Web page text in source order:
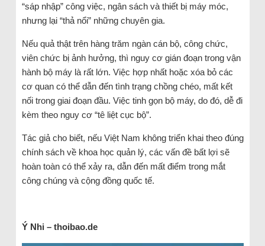
“sáp nhập” công việc, ngân sách và thiết bị máy móc,
nhưng lại “thả nổi” những chuyên gia.
Nếu quả thật trên hàng trăm ngàn cán bộ, công chức,
viên chức bị ảnh hưởng, thì nguy cơ gián đoạn trong vận
hành bộ máy là rất lớn. Việc hợp nhất hoặc xóa bỏ các
cơ quan có thể dẫn đến tình trạng chồng chéo, mất kết
nối trong giai đoạn đầu. Việc tinh gọn bộ máy, do đó, dễ đi
kèm theo nguy cơ “tê liệt cục bộ”.
Tác giả cho biết, nếu Việt Nam không triển khai theo đúng
chính sách về khoa học quản lý, các vấn đề bất lợi sẽ
hoàn toàn có thể xảy ra, dẫn đến mất điểm trong mắt
công chúng và cộng đồng quốc tế.
Ý Nhi – thoibao.de